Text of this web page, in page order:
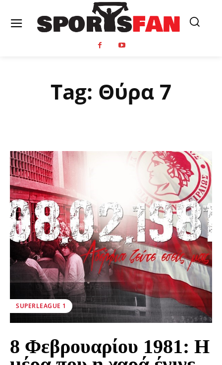
Tag: Θύρα 7
SUPERLEAGUE 1
8 Φεβρουαρίου 1981: Η